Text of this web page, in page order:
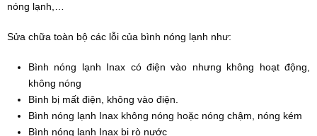
nóng lạnh,…
Sửa chữa toàn bộ các lỗi của bình nóng lạnh như:
Bình nóng lạnh Inax có điện vào nhưng không hoạt động,
không nóng
Bình bị mất điện, không vào điện.
Bình nóng lạnh Inax không nóng hoặc nóng chậm, nóng kém
Bình nóng lạnh Inax bị rò nước